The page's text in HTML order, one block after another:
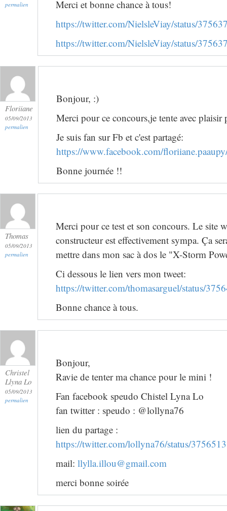
permalien
Merci et bonne chance à tous!
https://twitter.com/NielsleViay/status/
https://twitter.com/NielsleViay/status/
Floriiane
05/09/2013
permalien
Bonjour, :)
Merci pour ce concours,je tente avec
Je suis fan sur Fb et c'est partagé:
https://www.facebook.com/
Bonne journée !!
Thomas
05/09/2013
permalien
Merci pour ce test et son concours. Le site
constructeur est effectivement sympa. Ça
mettre dans mon sac à dos le "X-Storm
Ci dessous le lien vers mon tweet:
https://twitter.com/thomasarguel/status/
Bonne chance à tous.
Christel
Llyna Lo
05/09/2013
permalien
Bonjour,
Ravie de tenter ma chance pour le mini !
Fan facebook speudo Chistel Lyna Lo
fan twitter : speudo : @lollyna76
lien du partage :
https://twitter.com/lollyna76/status/
mail: llylla.illou@gmail.com
merci bonne soirée